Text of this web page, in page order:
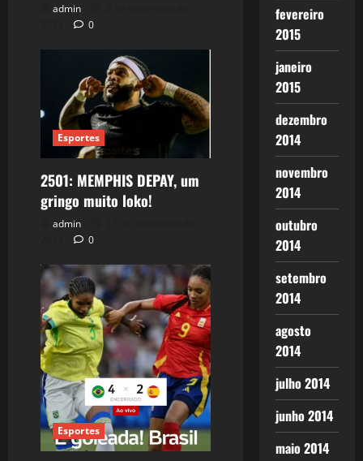
admin
0
Esportes
2501: MEMPHIS DEPAY, um
gringo muito loko!
admin
0
Esportes
fevereiro
2015
janeiro
2015
dezembro
2014
novembro
2014
outubro
2014
setembro
2014
agosto
2014
julho 2014
junho 2014
maio 2014